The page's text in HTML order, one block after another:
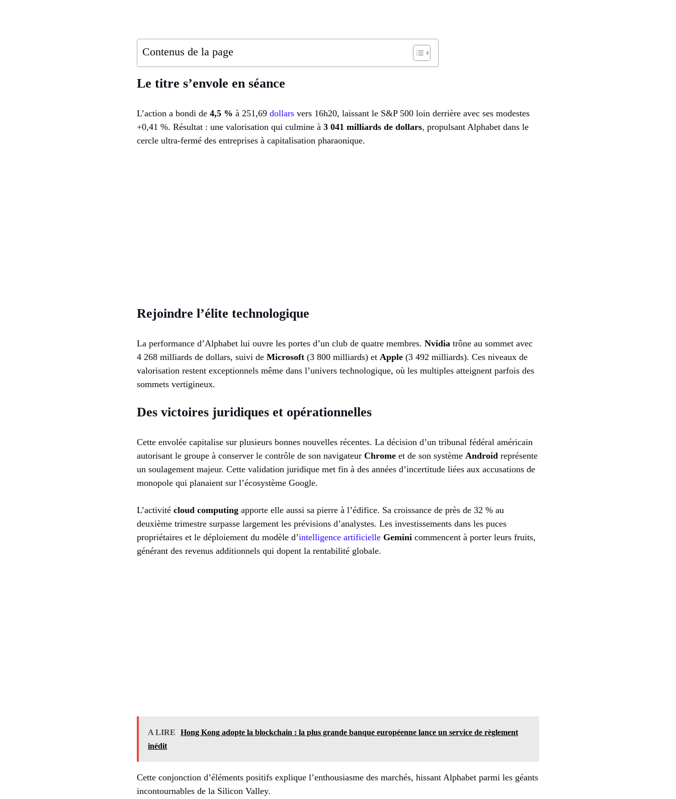
Contenus de la page
Le titre s’envole en séance
L’action a bondi de 4,5 % à 251,69 dollars vers 16h20, laissant le S&P 500 loin derrière avec ses modestes
+0,41 %. Résultat : une valorisation qui culmine à 3 041 milliards de dollars, propulsant Alphabet dans le
cercle ultra-fermé des entreprises à capitalisation pharaonique.
Rejoindre l’élite technologique
La performance d’Alphabet lui ouvre les portes d’un club de quatre membres. Nvidia trône au sommet avec
4 268 milliards de dollars, suivi de Microsoft (3 800 milliards) et Apple (3 492 milliards). Ces niveaux de
valorisation restent exceptionnels même dans l’univers technologique, où les multiples atteignent parfois des
sommets vertigineux.
Des victoires juridiques et opérationnelles
Cette envolée capitalise sur plusieurs bonnes nouvelles récentes. La décision d’un tribunal fédéral américain
autorisant le groupe à conserver le contrôle de son navigateur Chrome et de son système Android représente
un soulagement majeur. Cette validation juridique met fin à des années d’incertitude liées aux accusations de
monopole qui planaient sur l’écosystème Google.
L’activité cloud computing apporte elle aussi sa pierre à l’édifice. Sa croissance de près de 32 % au
deuxième trimestre surpasse largement les prévisions d’analystes. Les investissements dans les puces
propriétaires et le déploiement du modèle d’intelligence artificielle Gemini commencent à porter leurs fruits,
générant des revenus additionnels qui dopent la rentabilité globale.
A LIRE
Hong Kong adopte la blockchain : la plus grande banque européenne lance un service de règlement
inédit
Cette conjonction d’éléments positifs explique l’enthousiasme des marchés, hissant Alphabet parmi les géants
incontournables de la Silicon Valley.